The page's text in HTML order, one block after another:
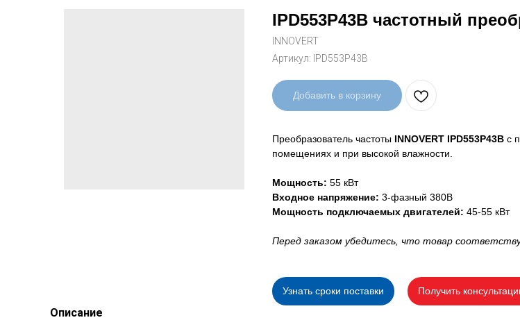
IPD553P43B частотный
INNOVERT
Артикул: IPD553P43B
Добавить в корзину
Преобразователь частоты INNOVERT IPD553P43B с
помещениях и при высокой влажности.
Мощность: 55 кВт
Входное напряжение: 3-фазный 380В
Мощность подключаемых двигателей: 45-55 кВт
Перед заказом убедитесь, что товар
Узнать сроки поставки Получить
Описание